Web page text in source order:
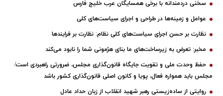
سخنی دردمندانه با برخی همسایگان عرب خلیج فارس
عوامل و زمینه‌ها در طراحی و اجرای سیاست‌های کلی
نظارت بر حسن اجرای سیاست‌های کلی نظام: نظارت بر فرایندها
مخبر: تعرض به زیرساخت‌های ما بنای هژمونی شما را نابود می‌کند
حفظ وحدت ملی و تقویت جایگاه قانون‌گذاری مجلس، ضرورتی راهبردی است/
مجلس باید همواره فعال، پویا و کانون اصلی قانون‌گذاری کشور باشد
روایتی از ساده‌زیستی رهبر شهید انقلاب از زبان حداد عادل